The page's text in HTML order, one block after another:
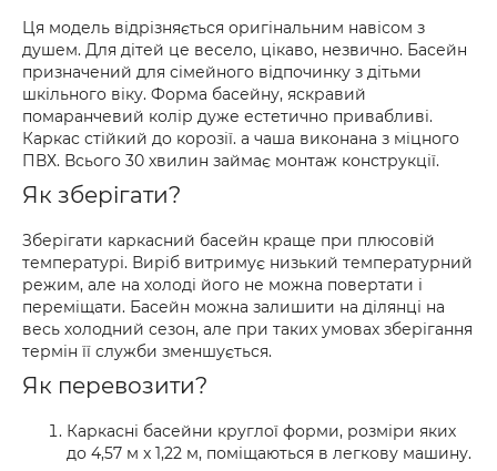
Ця модель відрізняється оригінальним навісом з
душем. Для дітей це весело, цікаво, незвично. Басейн
призначений для сімейного відпочинку з дітьми
шкільного віку. Форма басейну, яскравий
помаранчевий колір дуже естетично привабливі.
Каркас стійкий до корозії. а чаша виконана з міцного
ПВХ. Всього 30 хвилин займає монтаж конструкції.
Як зберігати?
Зберігати каркасний басейн краще при плюсовій
температурі. Виріб витримує низький температурний
режим, але на холоді його не можна повертати і
переміщати. Басейн можна залишити на ділянці на
весь холодний сезон, але при таких умовах зберігання
термін її служби зменшується.
Як перевозити?
Каркасні басейни круглої форми, розміри яких
до 4,57 м x 1,22 м, поміщаються в легкову машину.